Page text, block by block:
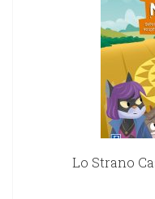
Lo Strano